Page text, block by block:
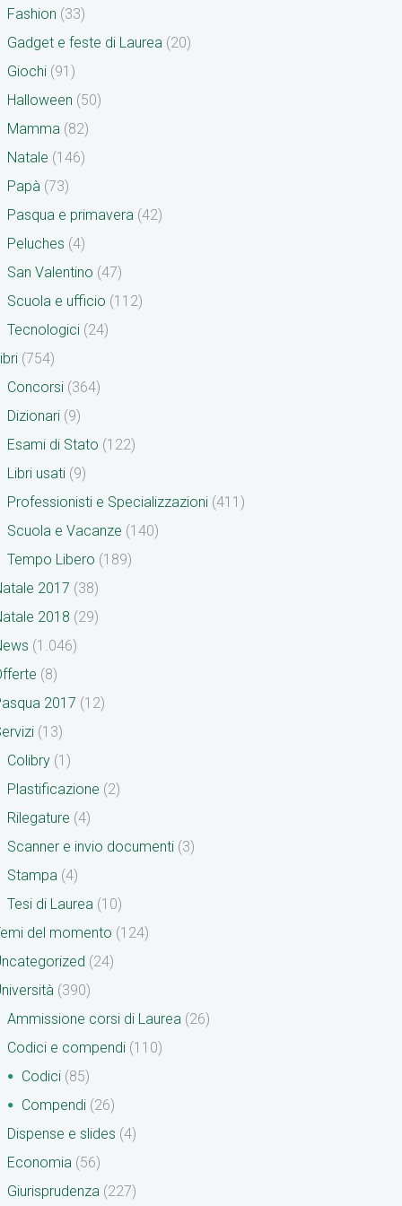
Fashion (33)
Gadget e feste di Laurea (20)
Giochi (91)
Halloween (50)
Mamma (82)
Natale (146)
Papà (73)
Pasqua e primavera (42)
Peluches (4)
San Valentino (47)
Scuola e ufficio (112)
Tecnologici (24)
(754)
Concorsi (364)
Dizionari (9)
Esami di Stato (122)
Libri usati (9)
Professionisti e Specializzazioni (411)
Scuola e Vacanze (140)
Tempo Libero (189)
2017 (38)
2018 (29)
(1.046)
(8)
2017 (12)
(13)
Colibry (1)
Plastificazione (2)
Rilegature (4)
Scanner e invio documenti (3)
Stampa (4)
Tesi di Laurea (10)
del momento (124)
(24)
(390)
Ammissione corsi di Laurea (26)
Codici e compendi (110)
Codici (85)
Compendi (26)
Dispense e slides (4)
Economia (56)
Giurisprudenza (227)